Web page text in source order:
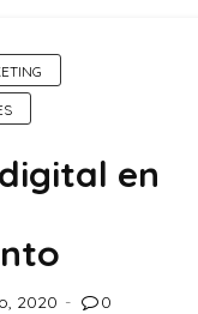
en
2020 0